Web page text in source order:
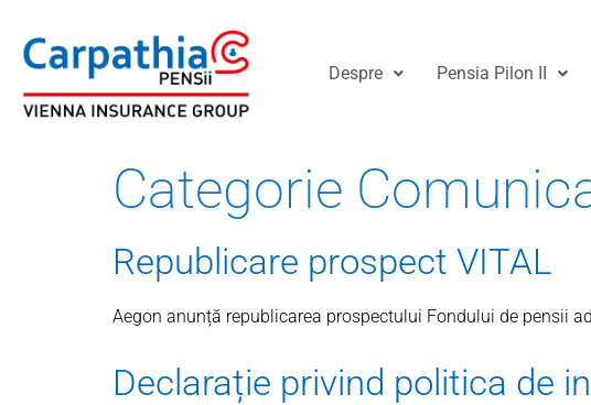
Despre Pensia Pilon II
Categorie
Republicare prospect VITAL
Aegon anunță republicarea prospectului Fondului de pensii
Declarație privind politica de